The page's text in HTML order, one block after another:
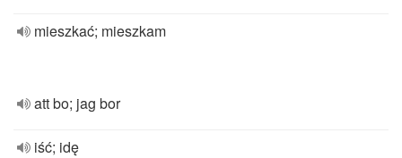
mieszkać; mieszkam
att bo; jag bor
iść; idę